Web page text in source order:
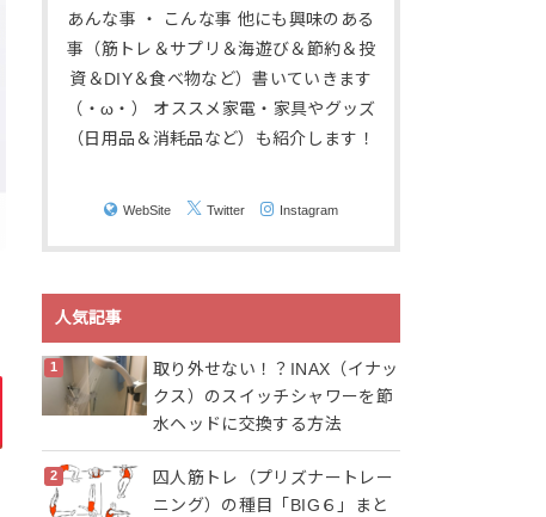
あんな事 ・ こんな事 他にも興味のある
事（筋トレ＆サプリ＆海遊び＆節約＆投
資＆DIY＆食べ物など）書いていきます
（・ω・） オススメ家電・家具やグッズ
（日用品＆消耗品など）も紹介します！
WebSite Twitter Instagram
人気記事
取り外せない！？INAX（イナッ
クス）のスイッチシャワーを節
水ヘッドに交換する方法
囚人筋トレ（プリズナートレー
ニング）の種目「BIG６」まと